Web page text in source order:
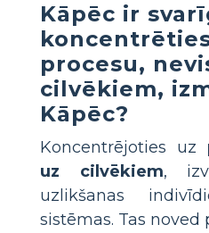
Kāpēc ir
procesu,
cilvēkiem,
Kāpēc?
Koncentrējoties uz
uz cilvēkiem,
uzlikšanas
sistēmas. Tas